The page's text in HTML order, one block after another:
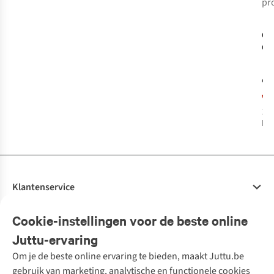
1
Cookie-instellingen voor de beste online
Juttu-ervaring
Om je de beste online ervaring te bieden, maakt Juttu.be
gebruik van marketing, analytische en functionele cookies
Klantenservice
Bestellen
Betalen
10% studentenkorting
Onze diensten
Tweedehands - ReJUsed
Kledingatelier
Juttu